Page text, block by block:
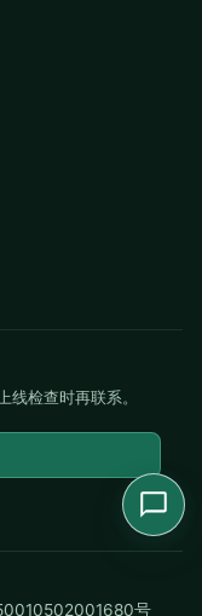
检查时再联系。
号